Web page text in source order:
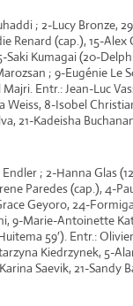
; 2-Lucy Bronze,
Renard (cap.), 15-
Saki Kumagai (20-
; 9-Eugénie Le
Entr.: Jean-Luc
Weiss, 8-Isobel
21-Kadeisha
; 2-Hanna Glas
Paredes (cap.), 4-
Geyoro, 24-
9-Marie-Antoinette
59′). Entr.:
Kiedrzynek, 5-
Saevik, 21-Sandy